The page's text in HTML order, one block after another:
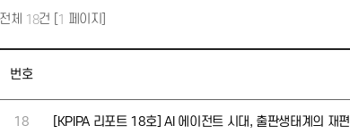
전체 18건 [ 1 페이지]
번호
18 [KPIPA 리포트 18호] AI 에이전트 시대, 출판생태계의 재편